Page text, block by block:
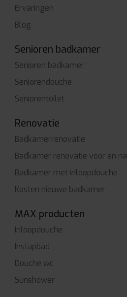
Ervaringen
Blog
Senioren badkamer
Senioren badkamer
Seniorendouche
Seniorentoilet
Renovatie
Badkamerrenovatie
Badkamer renovatie voor en na
Badkamer met inloopdouche
Kosten nieuwe badkamer
MAX producten
Inloopdouche
Instapbad
Douche wc
Sunshower